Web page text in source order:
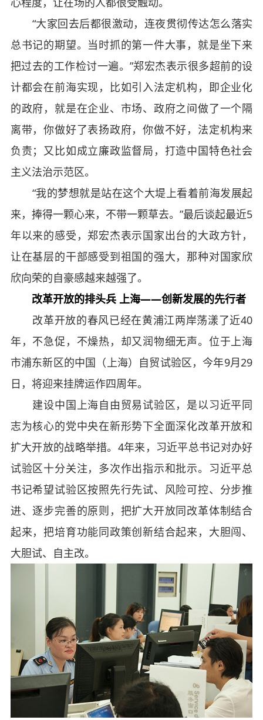
“大家回去后都很激动，连夜贯彻传达怎么落实
总书记的期望。当时抓的第一件大事，就是坐下来
把过去的工作检讨一遍。”郑宏杰表示很多超前的设
计都会在前海实现，比如引入法定机构，即企业化
的政府，就是在企业、市场、政府之间做了一个隔
离带，你做好了表扬政府，你做不好，法定机构来
负责；又比如成立廉政监督局，打造中国特色社会
主义法治示范区。
“我的梦想就是站在这个大堤上看着前海发展起
来，捧得一颗心来，不带一颗草去。”最后谈起最近5
年以来的感受，郑宏杰表示国家出台的大政方针，
让在基层的干部感受到祖国的强大，那种对国家欣
欣向荣的自豪感越来越强了。
改革开放的排头兵 上海——创新发展的先行者
改革开放的春风已经在黄浦江两岸荡漾了近40
年，不急促，不燥热，却又润物细无声。位于上海
市浦东新区的中国（上海）自贸试验区，今年9月29
日，将迎来挂牌运作四周年。
建设中国上海自由贸易试验区，是以习近平同
志为核心的党中央在新形势下全面深化改革开放和
扩大开放的战略举措。4年来，习近平总书记对办好
试验区十分关注，多次作出指示和批示。习近平总
书记希望试验区按照先行先试、风险可控、分步推
进、逐步完善的原则，把扩大开放同改革体制结合
起来，把培育功能同政策创新结合起来，大胆闯、
大胆试、自主改。